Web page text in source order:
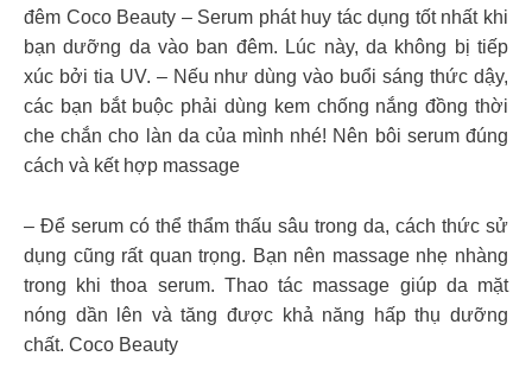
đêm Coco Beauty – Serum phát huy tác dụng tốt nhất khi
bạn dưỡng da vào ban đêm. Lúc này, da không bị tiếp
xúc bởi tia UV. – Nếu như dùng vào buổi sáng thức dậy,
các bạn bắt buộc phải dùng kem chống nắng đồng thời
che chắn cho làn da của mình nhé! Nên bôi serum đúng
cách và kết hợp massage
– Để serum có thể thẩm thấu sâu trong da, cách thức sử
dụng cũng rất quan trọng. Bạn nên massage nhẹ nhàng
trong khi thoa serum. Thao tác massage giúp da mặt
nóng dần lên và tăng được khả năng hấp thụ dưỡng
chất. Coco Beauty